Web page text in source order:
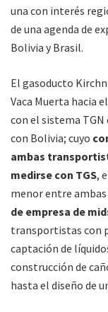
una con interés
de una agenda de
Bolivia y Brasil.
El gasoducto
Vaca Muerta hacia
con el sistema
con Bolivia; cuyo
ambas
medirse con TGS,
menor entre ambas
de empresa de
transportistas con
captación de
construcción de
hasta el diseño de